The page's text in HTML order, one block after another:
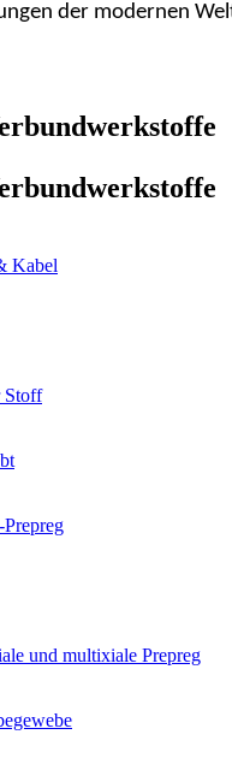
der modernen
Kabel
Stoff
und multixiale Prepreg